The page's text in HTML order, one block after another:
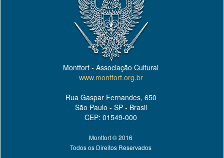
Montfort - Associação Cultural
www.montfort.org.br
Rua Gaspar Fernandes, 650
São Paulo - SP - Brasil
CEP: 01549-000
Montfort © 2016
Todos os Direitos Reservados